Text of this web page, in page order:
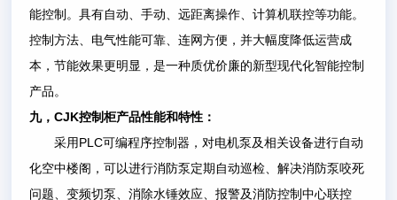
能控制。具有自动、手动、远距离操作、计算机联控等功能。
控制方法、电气性能可靠、连网方便，并大幅度降低运营成
本，节能效果更明显，是一种质优价廉的新型现代化智能控制
产品。
九，CJK控制柜产品性能和特性：
采用 PLC可编程序控制器，对电机泵及相关设备进行自动
化空中楼阁，可以进行消防泵定期自动巡检、解决消防泵咬死
问题、变频切泵、消除水锤效应、报警及消防控制中心联控